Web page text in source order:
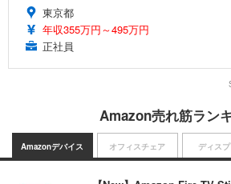
東京都
年収355万円～495万円
正社員
Amazon売れ筋ラン
Amazonデバイス オフィスチェア ディス